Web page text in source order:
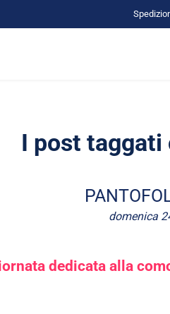
I post taggati
domenica
dedicata alla